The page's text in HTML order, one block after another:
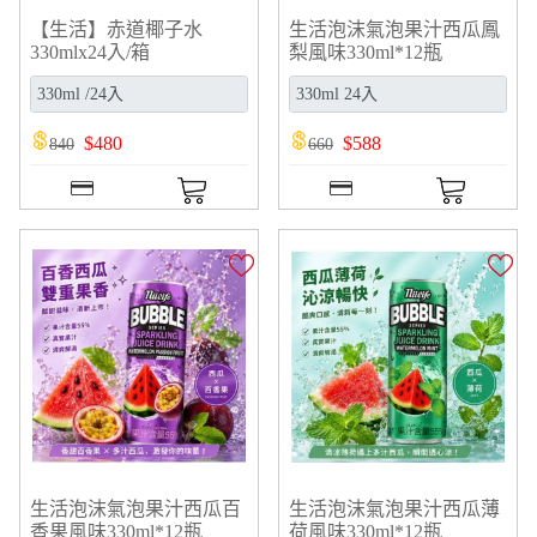
【生活】赤道椰子水
330mlx24入/箱
840 $480
生活泡沫氣泡果汁西瓜鳳
梨風味330ml*12瓶
660 $588
生活泡沫氣泡果汁西瓜百
香果風味330ml*12瓶
生活泡沫氣泡果汁西瓜薄
荷風味330ml*12瓶